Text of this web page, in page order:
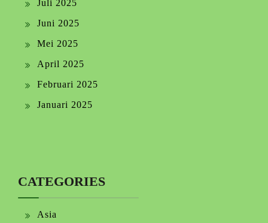
Juli 2025
Juni 2025
Mei 2025
April 2025
Februari 2025
Januari 2025
CATEGORIES
Asia